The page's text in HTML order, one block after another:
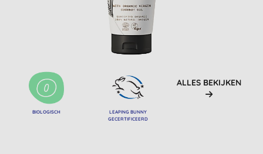
BIOLOGISCH
LEAPING BUNNY
GECERTIFICEERD
ALLES BEKIJKEN